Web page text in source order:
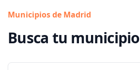
Municipios de Madrid
Busca tu municipio